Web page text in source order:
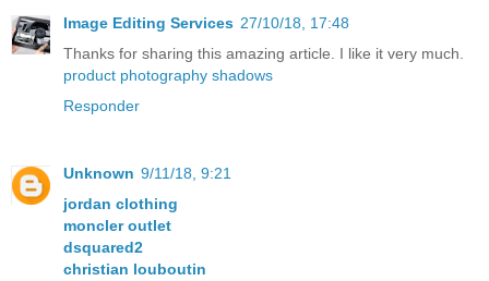
Image Editing Services 27/10/18, 17:48
Thanks for sharing this amazing article. I like it very much.
product photography shadows
Responder
Unknown 9/11/18, 9:21
jordan clothing
moncler outlet
dsquared2
christian louboutin